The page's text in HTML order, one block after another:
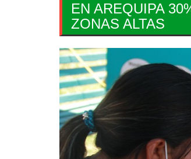
EN AREQUIPA
ZONAS ALTAS